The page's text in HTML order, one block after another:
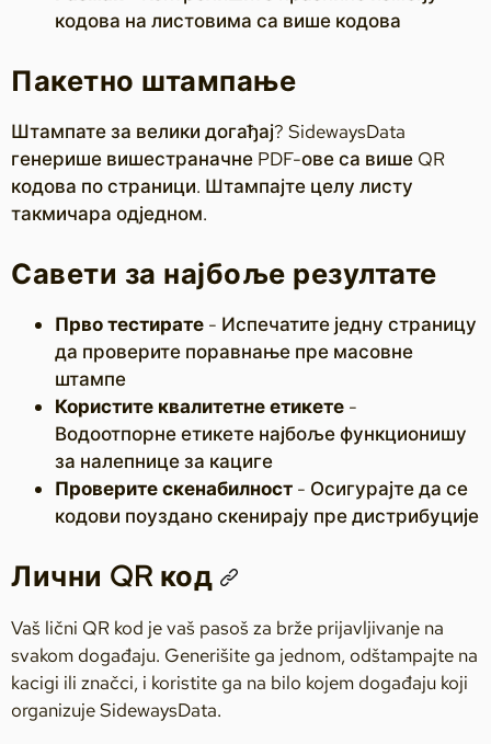
кодова на листовима са више кодова
Пакетно штампање
Штампате за велики догађај? SidewaysData
генерише вишестраначне PDF-ове са више QR
кодова по страници. Штампајте целу листу
такмичара одједном.
Савети за најбоље резултате
Прво тестирате - Испечатите једну страницу
да проверите поравнање пре масовне
штампе
Користите квалитетне етикете -
Водоотпорне етикете најбоље функционишу
за налепнице за кациге
Проверите скенабилност - Осигурајте да се
кодови поуздано скенирају пре дистрибуције
Лични QR код
Vaš lični QR kod je vaš pasoš za brže prijavljivanje na
svakom događaju. Generišite ga jednom, odštampajte na
kacigi ili značci, i koristite ga na bilo kojem događaju koji
organizuje SidewaysData.